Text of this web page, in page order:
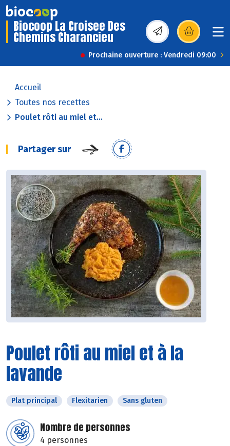
Biocoop La Croisee Des
Chemins Charancieu (s’ouvre dans une
Prochaine ouverture : Vendredi 09:00
Accueil
Toutes nos recettes
Poulet rôti au miel et...
Partager sur
Poulet rôti au miel et à la
lavande
Plat principal Flexitarien Sans gluten
Nombre de personnes
4 personnes